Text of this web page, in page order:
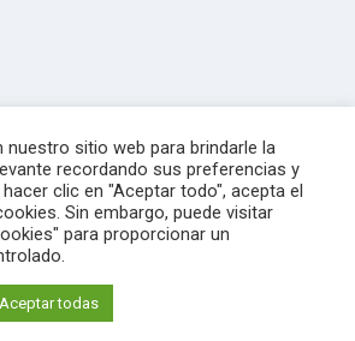
C.A. Todos los derechos
Políticas de privacidad
sitio web para brindarle la
recordando sus preferencias y
clic en "Aceptar todo", acepta el
Sin embargo, puede visitar
para proporcionar un
Aceptar todas